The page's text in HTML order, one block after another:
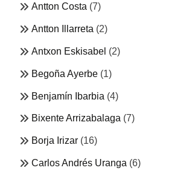
Antton Costa (7)
Antton Illarreta (2)
Antxon Eskisabel (2)
Begoña Ayerbe (1)
Benjamín Ibarbia (4)
Bixente Arrizabalaga (7)
Borja Irizar (16)
Carlos Andrés Uranga (6)